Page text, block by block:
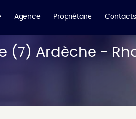
Agence Propriétaire Contacts
(7) Ardèche -